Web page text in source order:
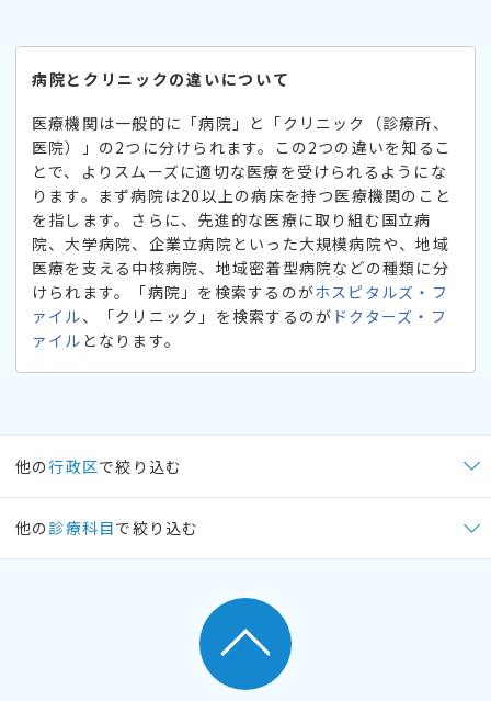
病院とクリニックの違いについて
医療機関は一般的に「病院」と「クリニック（診療所、
医院）」の2つに分けられます。この2つの違いを知るこ
とで、よりスムーズに適切な医療を受けられるようにな
ります。まず病院は20以上の病床を持つ医療機関のこと
を指します。さらに、先進的な医療に取り組む国立病
院、大学病院、企業立病院といった大規模病院や、地域
医療を支える中核病院、地域密着型病院などの種類に分
けられます。「病院」を検索するのがホスピタルズ・フ
ァイル、「クリニック」を検索するのが ドクターズ・フ
ァイル となります。
他の行政区で絞り込む
他の 診療科目で絞り込む